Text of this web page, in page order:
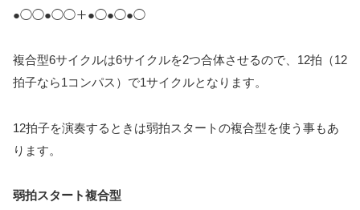
●◯◯●◯◯＋●◯●◯●◯
複合型6サイクルは6サイクルを2つ合体させるので、12拍（12
拍子なら1コンパス）で1サイクルとなります。
12拍子を演奏するときは弱拍スタートの複合型を使う事もあ
ります。
弱拍スタート複合型